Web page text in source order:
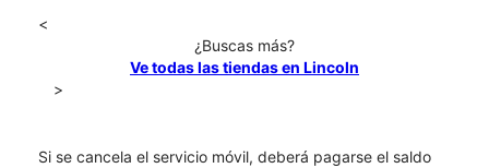
<
¿Buscas más?
Ve todas las tiendas en Lincoln
>
Si se cancela el servicio móvil, deberá pagarse el saldo